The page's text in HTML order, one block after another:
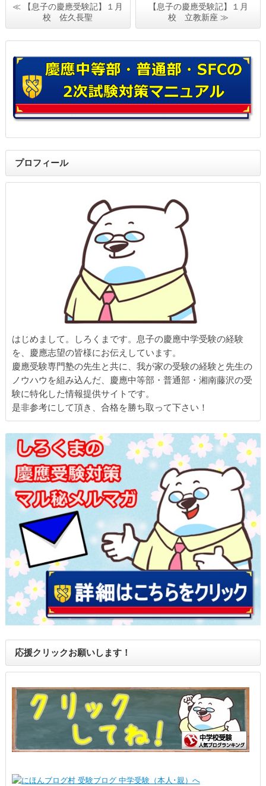
≪ 【息子の慶應受験記】１月
校 佐久長聖
【息子の慶應受験記】１月
校 立教新座 ≫
プロフィール
はじめまして。しろくまです。息子の慶應中学受験の経験
を、慶應志望の皆様にお伝えしています。
慶應受験専門塾の先生と共に、我が家の受験の経験と先生の
ノウハウを組み込んだ、慶應中等部・普通部・湘南藤沢の受
験に特化した情報提供サイトです。
是非参考にして頂き、合格を勝ち取って下さい！
応援クリックお願いします！